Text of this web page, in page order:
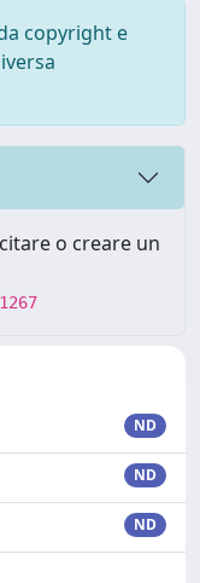
copyright e
o creare un
ND
ND
ND